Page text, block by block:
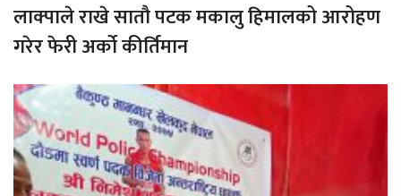
लाक्पाले राखे सातौ पटक मकालु हिमालको आरोहण
गरेर फेरी अर्को कीर्तिमान